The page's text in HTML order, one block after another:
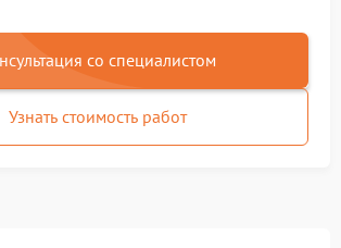
со специалистом
Узнать стоимость работ